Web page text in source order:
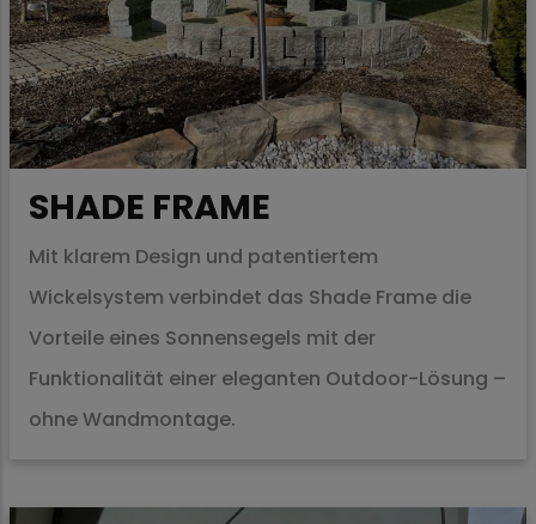
SHADE FRAME
Mit klarem Design und patentiertem
Wickelsystem verbindet das Shade Frame die
Vorteile eines Sonnensegels mit der
Funktionalität einer eleganten Outdoor-Lösung –
ohne Wandmontage.